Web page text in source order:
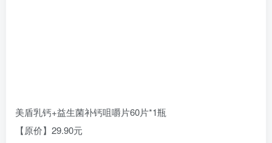
美盾乳钙+益生菌补钙咀嚼片60片*1瓶
【原价】29.90元